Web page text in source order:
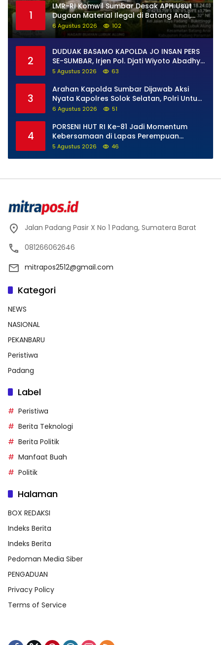
1
LMR-RI Komwil Sumbar Desak APH Usut
Dugaan Material Ilegal di Batang Anai,
Dugaan Keterkaitan PT UHA Diminta
Diselidiki Tuntas
6 Agustus 2026 102
2
DUDUAK BASAMO KAPOLDA JO INSAN PERS
SE-SUMBAR, Irjen Pol. Djati Wiyoto Abadhy
Tegaskan Tak Ada Ruang bagi Pelanggar
5 Agustus 2026 63
3
Arahan Kapolda Sumbar Dijawab Aksi
Nyata Kapolres Solok Selatan, Polri Untuk
Masyarakat Bukan Sekadar Slogan
6 Agustus 2026 51
4
PORSENI HUT RI Ke-81 Jadi Momentum
Kebersamaan di Lapas Perempuan
Padang
5 Agustus 2026 46
Jalan Padang Pasir X No 1 Padang, Sumatera Barat
081266062646
mitrapos2512@gmail.com
Kategori
NEWS
NASIONAL
PEKANBARU
Peristiwa
Padang
Label
Peristiwa
Berita Teknologi
Berita Politik
Manfaat Buah
Politik
Halaman
BOX REDAKSI
Indeks Berita
Indeks Berita
Pedoman Media Siber
PENGADUAN
Privacy Policy
Terms of Service